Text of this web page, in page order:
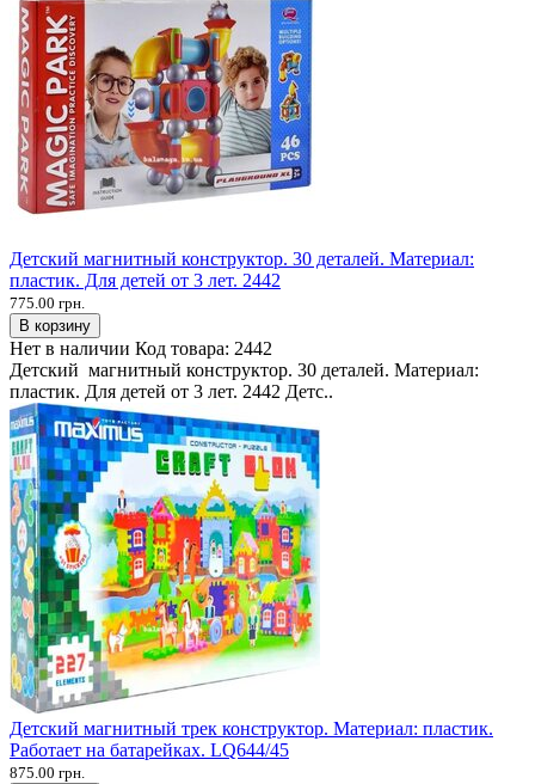
Детский магнитный конструктор. 30 деталей. Материал:
пластик. Для детей от 3 лет. 2442
775.00 грн.
В корзину
Нет в наличии Код товара: 2442
Детский магнитный конструктор. 30 деталей. Материал:
пластик. Для детей от 3 лет. 2442 Детс..
Детский магнитный трек конструктор. Материал: пластик.
Работает на батарейках. LQ644/45
875.00 грн.